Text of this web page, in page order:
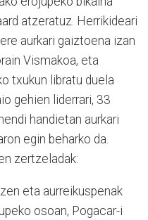
atzeratuz. Herrikideari
aurkari gaiztoena izan
Vismakoa, eta
txukun libratu duela
gehien liderrari, 33
handietan aurkari
egin beharko da.
zertzeladak:
eta aurreikuspenak
osoan, Pogacar-i